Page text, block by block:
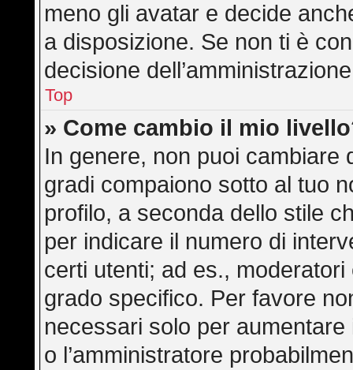
meno gli avatar e decide
a disposizione. Se non ti è
decisione
Top
» Come cambio il mio
In genere, non puoi cambiare
gradi compaiono sotto al tuo
profilo, a seconda dello stile
per indicare il numero di
certi utenti; ad es.,
grado specifico. Per favore
necessari solo per
o l’amministratore